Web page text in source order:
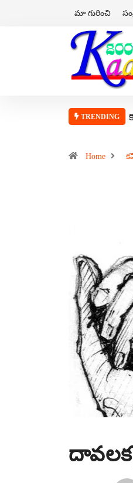
మా గురించి
TRENDING
Home